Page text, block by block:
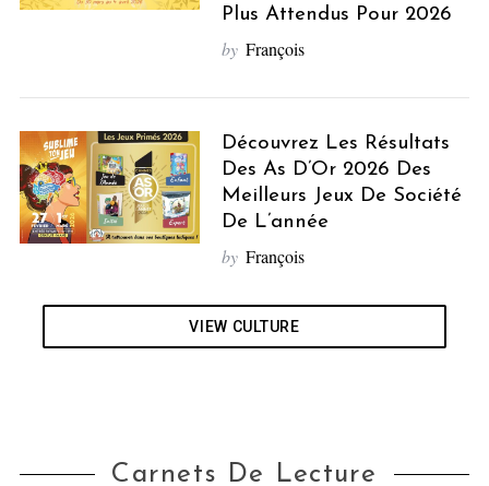
Plus Attendus Pour 2026
by François
Découvrez Les Résultats
Des As D’Or 2026 Des
Meilleurs Jeux De Société
De L’année
by François
VIEW CULTURE
Carnets De Lecture